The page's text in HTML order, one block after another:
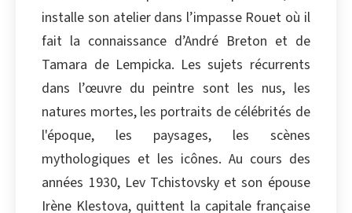
installe son atelier dans l’impasse Rouet où il
fait la connaissance d’André Breton et de
Tamara de Lempicka. Les sujets récurrents
dans l’œuvre du peintre sont les nus, les
natures mortes, les portraits de célébrités de
l'époque, les paysages, les scènes
mythologiques et les icônes. Au cours des
années 1930, Lev Tchistovsky et son épouse
Irène Klestova, quittent la capitale française